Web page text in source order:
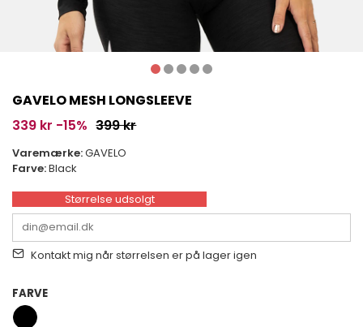
GAVELO MESH LONGSLEEVE
339 kr -15% 399 kr
Varemærke:GAVELO
Farve:Black
Størrelse udsolgt
Kontakt mig når størrelsen er på lager igen
FARVE